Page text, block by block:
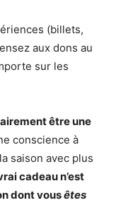
(billets,
aux dons au
sur les
être une
conscience à
saison avec plus
cadeau n’est
dont vousêtes